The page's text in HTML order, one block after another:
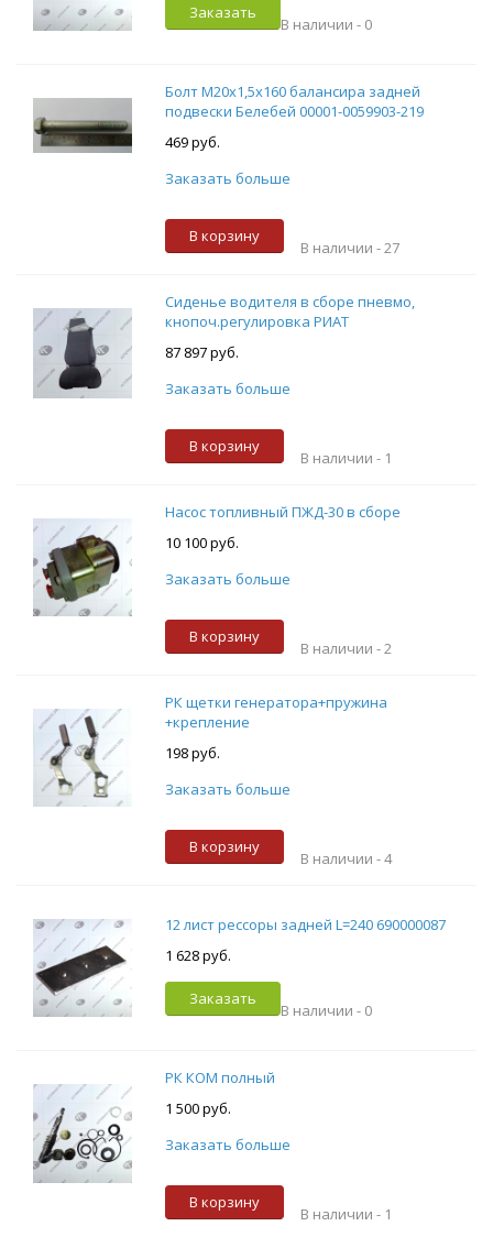
Заказать
В наличии - 0
Болт М20х1,5х160 балансира задней
подвески Белебей 00001-0059903-219
469 руб.
Заказать больше
В корзину
В наличии -27
Сиденье водителя в сборе пневмо,
кнопоч.регулировка РИАТ
87 897 руб.
Заказать больше
В корзину
В наличии - 1
Насос топливный ПЖД-30 в сборе
10 100 руб.
Заказать больше
В корзину
В наличии -2
РК щетки генератора+пружина
+крепление
198 руб.
Заказать больше
В корзину
В наличии -4
12 лист рессоры задней L=240 690000087
1 628 руб.
Заказать
В наличии - 0
РК КОМ полный
1 500 руб.
Заказать больше
В корзину
В наличии - 1